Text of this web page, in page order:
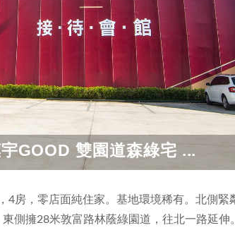
GOOD 雙園道森綠宅 ...
4房，零店面純住家。基地環境稀有。北側緊
側擁28米敦富路林蔭綠園道，往北一路延伸。